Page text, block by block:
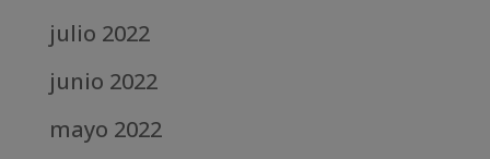
julio 2022
junio 2022
mayo 2022